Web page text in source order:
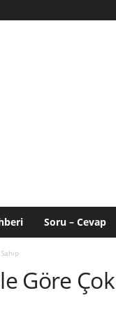
Soru – Cevap
Göre Çok